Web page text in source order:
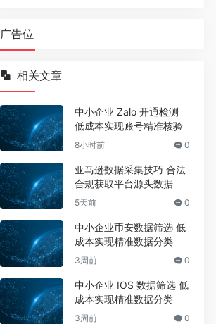
广告位
相关文章
中小企业 Zalo 开通检测
低成本实现账号精准核验
8小时前 0
亚马逊数据采集技巧 合法
合规获取平台源头数据
5天前 0
中小企业币安数据筛选 低
成本实现精准数据分类
3周前 0
中小企业 IOS 数据筛选 低
成本实现精准数据分类
3周前 0